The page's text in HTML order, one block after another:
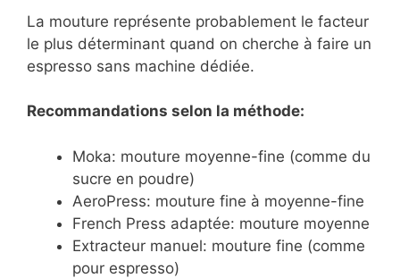
La mouture représente probablement le facteur
le plus déterminant quand on cherche à faire un
espresso sans machine dédiée.
Recommandations selon la méthode:
Moka: mouture moyenne-fine (comme du
sucre en poudre)
AeroPress: mouture fine à moyenne-fine
French Press adaptée: mouture moyenne
Extracteur manuel: mouture fine (comme
pour espresso)